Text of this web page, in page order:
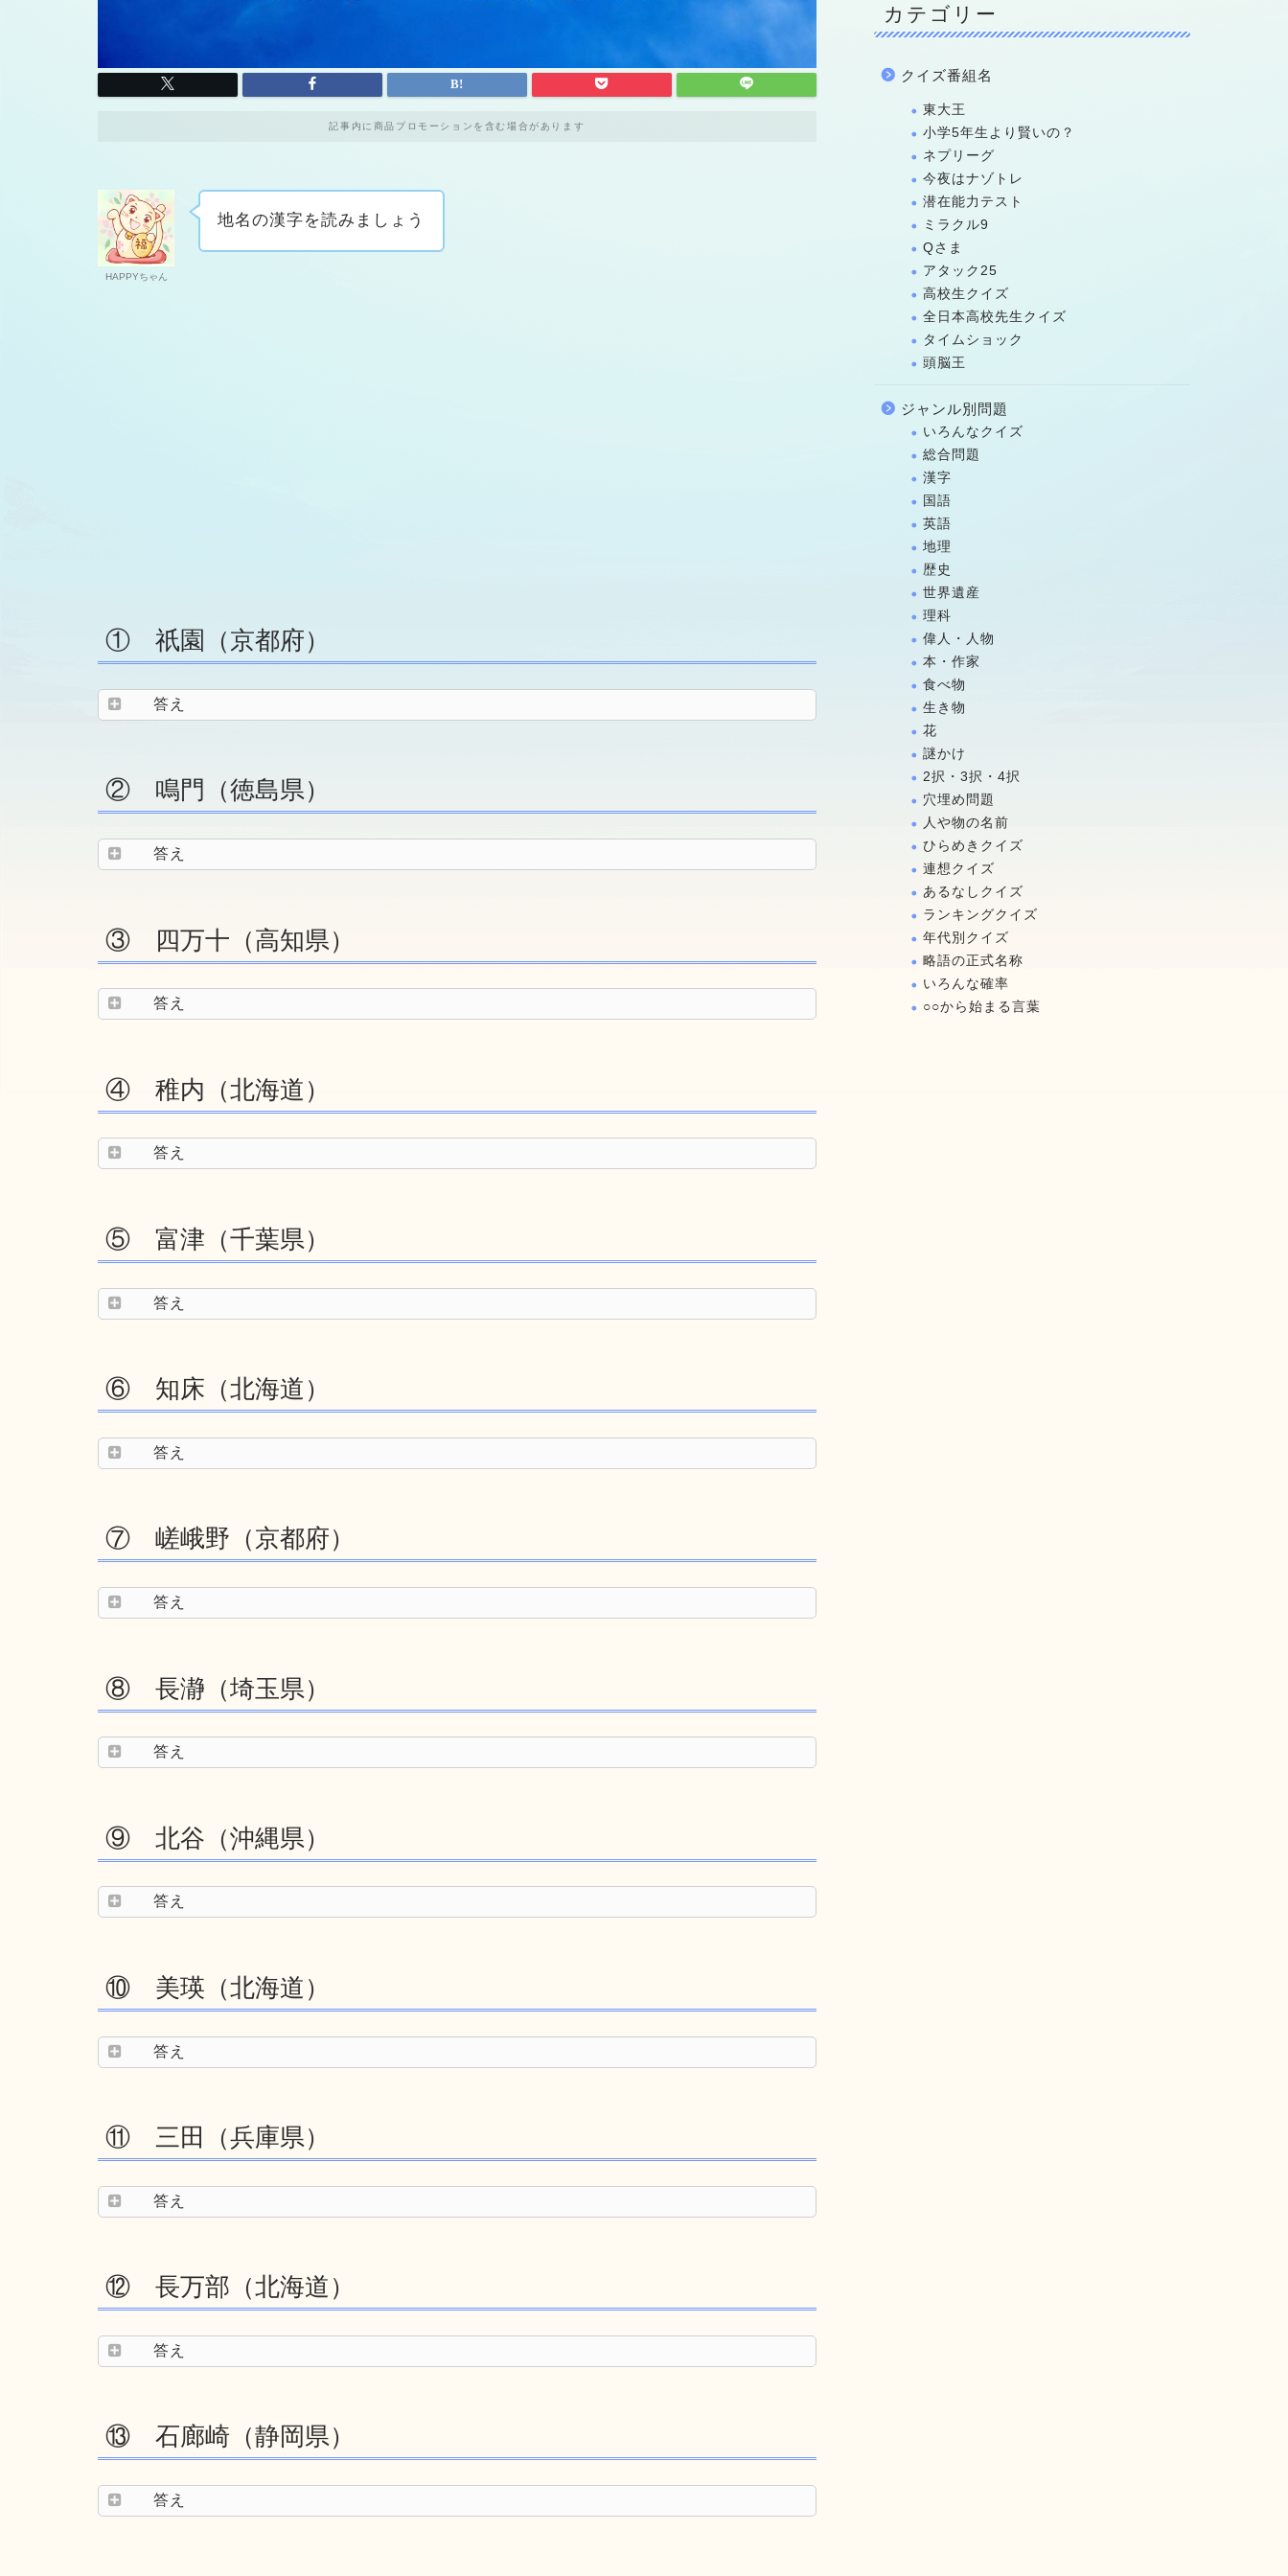
記事内に商品プロモーションを含む場合があります
HAPPYちゃん
地名の漢字を読みましょう
① 祇園（京都府）
答え
② 鳴門（徳島県）
答え
③ 四万十（高知県）
答え
④ 稚内（北海道）
答え
⑤ 富津（千葉県）
答え
⑥ 知床（北海道）
答え
⑦ 嵯峨野（京都府）
答え
⑧ 長瀞（埼玉県）
答え
⑨ 北谷（沖縄県）
答え
⑩ 美瑛（北海道）
答え
⑪ 三田（兵庫県）
答え
⑫ 長万部（北海道）
答え
⑬ 石廊崎（静岡県）
答え
カテゴリー
クイズ番組名
東大王
小学5年生より賢いの？
ネプリーグ
今夜はナゾトレ
潜在能力テスト
ミラクル9
Qさま
アタック25
高校生クイズ
全日本高校先生クイズ
タイムショック
頭脳王
ジャンル別問題
いろんなクイズ
総合問題
漢字
国語
英語
地理
歴史
世界遺産
理科
偉人・人物
本・作家
食べ物
生き物
花
謎かけ
2択・3択・4択
穴埋め問題
人や物の名前
ひらめきクイズ
連想クイズ
あるなしクイズ
ランキングクイズ
年代別クイズ
略語の正式名称
いろんな確率
○○から始まる言葉